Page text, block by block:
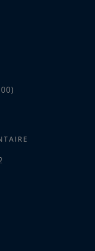
au cœur de la
un véritable
ou un projet
pour plus
une visite.